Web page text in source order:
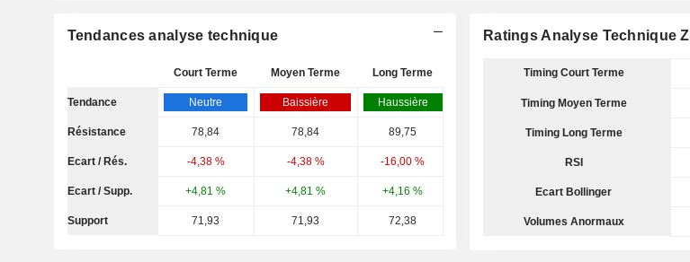
Tendances analyse technique
Court Terme Moyen Terme Long Terme
Tendance Neutre Baissière Haussière
Résistance 78,84 78,84 89,75
Ecart / Rés. -4,38 % -4,38 % -16,00 %
Ecart / Supp. +4,81 % +4,81 % +4,16 %
Support 71,93 71,93 72,38
Ratings Analyse Technique
Timing Court Terme
Timing Moyen Terme
Timing Long Terme
RSI
Ecart Bollinger
Volumes Anormaux